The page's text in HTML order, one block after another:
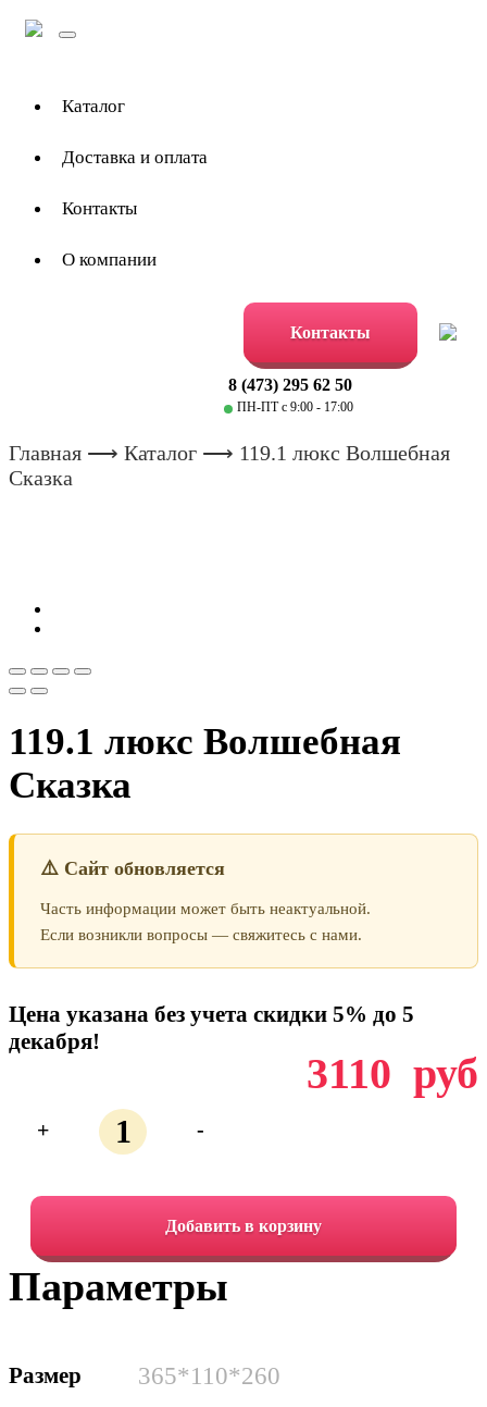
Toggle
Каталог
Доставка и оплата
Контакты
О компании
Контакты
8 (473) 295 62 50
ПН-ПТ с 9:00 - 17:00
Главная ⟶ Каталог ⟶ 119.1 люкс Волшебная
Сказка
119.1 люкс Волшебная
Сказка
⚠️ Сайт обновляется
Часть информации может быть неактуальной.
Если возникли вопросы — свяжитесь с нами.
Цена указана без учета скидки 5% до 5
декабря!
3110 руб
+ Количество
Волшебная
Сказка
-
Добавить в корзину
Параметры
Размер 365*110*260